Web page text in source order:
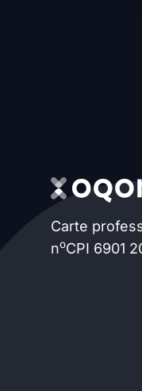
Nombre de
disponibles
Carte
noCPI 6901